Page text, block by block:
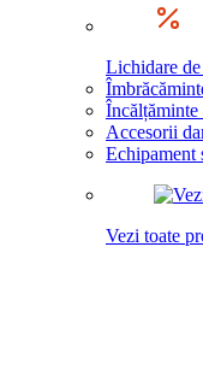
Lichidare
Încălțăminte
Accesorii
Echipament
Vezi toate